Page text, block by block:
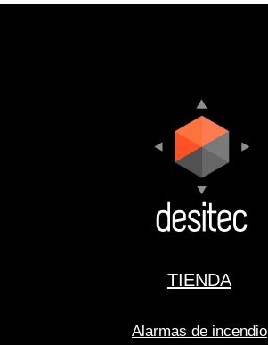
TIENDA
Alarmas de incendio